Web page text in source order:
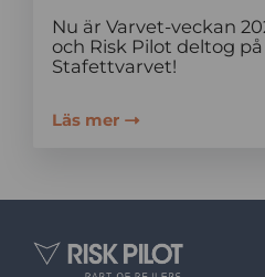
Nu är Varvet-veckan
och Risk Pilot deltog
Stafettvarvet!
Läs mer